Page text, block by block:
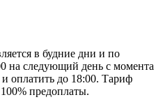
в будние дни и по
на следующий день с момента
оплатить до 18:00. Тариф
предоплаты.